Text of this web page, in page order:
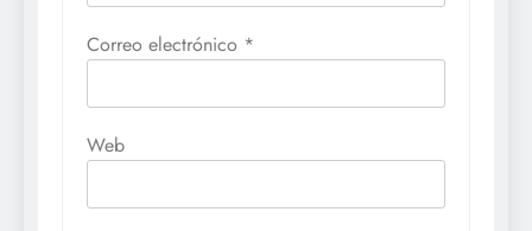
Correo electrónico *
Web